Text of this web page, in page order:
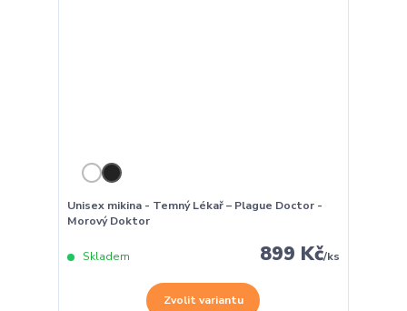
Unisex mikina - Temný Lékař – Plague Doctor -
Morový Doktor
899 Kč/ks
Skladem
Zvolit variantu